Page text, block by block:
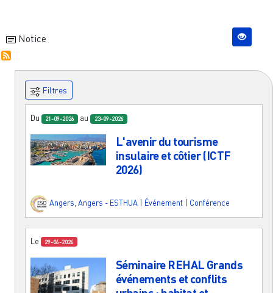
Notice
Filtres
Du 21-09-2026 au 23-09-2026
L'avenir du tourisme
insulaire et côtier (ICTF
2026)
Angers Angers - ESTHUA Événement Conférence
Le 29-06-2026
Séminaire REHAL Grands
événements et conflits